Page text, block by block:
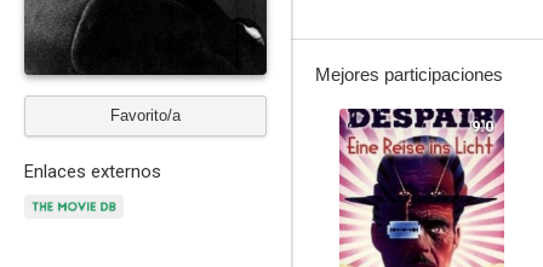
Favorito/a
Enlaces externos
Mejores participaciones
9.0